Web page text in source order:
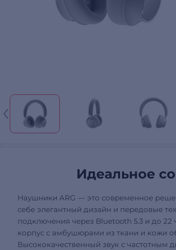
Идеальное
Наушники ARG — это современное
себе элегантный дизайн и передовые
подключения через Bluetooth 5.3 и до
корпус с амбушюрами из ткани и кожи
Высококачественный звук с частотным